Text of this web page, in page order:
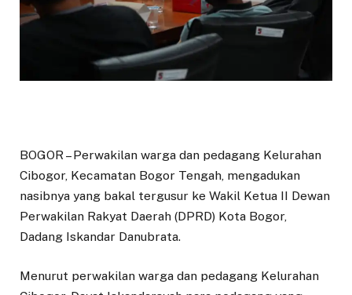
BOGOR – Perwakilan warga dan pedagang Kelurahan
Cibogor, Kecamatan Bogor Tengah, mengadukan
nasibnya yang bakal tergusur ke Wakil Ketua II Dewan
Perwakilan Rakyat Daerah (DPRD) Kota Bogor,
Dadang Iskandar Danubrata.
Menurut perwakilan warga dan pedagang Kelurahan